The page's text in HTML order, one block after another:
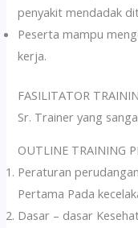
penyakit mendadak
Peserta mampu
kerja.
FASILITATOR
Sr. Trainer yang
OUTLINE TRAINING
Peraturan
Pertama Pada
Dasar – dasar